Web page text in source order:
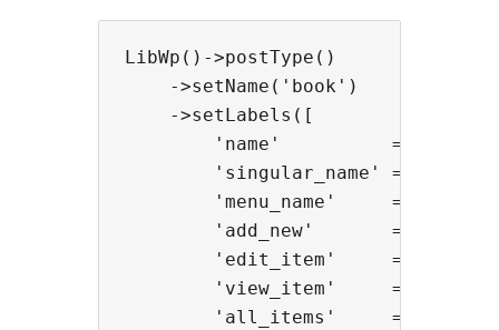
LibWp()->postType()
    ->setName('book')
    ->setLabels([
'name'          =>
'singular_name' =>
'menu_name'     =>
'add_new'       =>
'edit_item'     =>
'view_item'     =>
'all_items'     =>